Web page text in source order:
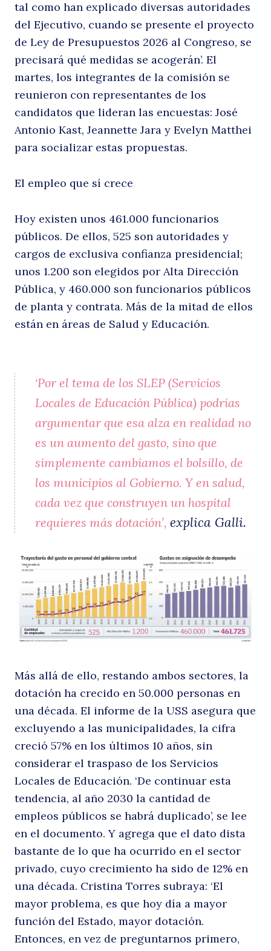
y
Buscar
tal como han explicado diversas autoridades
del Ejecutivo, cuando se presente el proyecto
de Ley de Presupuestos 2026 al Congreso, se
precisará qué medidas se acogerán’. El
martes, los integrantes de la comisión se
reunieron con representantes de los
candidatos que lideran las encuestas: José
Antonio Kast, Jeannette Jara y Evelyn Matthei
para socializar estas propuestas.
El empleo que sí crece
Hoy existen unos 461.000 funcionarios
públicos. De ellos, 525 son autoridades y
cargos de exclusiva confianza presidencial;
unos 1.200 son elegidos por Alta Dirección
Pública, y 460.000 son funcionarios públicos
de planta y contrata. Más de la mitad de ellos
están en áreas de Salud y Educación.
‘Por el tema de los SLEP (Servicios
Locales de Educación Pública) podrías
argumentar que esa alza en realidad no
es un aumento del gasto, sino que
simplemente cambiamos el bolsillo, de
los municipios al Gobierno. Y en salud,
cada vez que construyen un hospital
requieres más dotación’,explica Galli.
Más allá de ello, restando ambos sectores, la
dotación ha crecido en 50.000 personas en
una década. El informe de la USS asegura que
excluyendo a las municipalidades, la cifra
creció 57% en los últimos 10 años, sin
considerar el traspaso de los Servicios
Locales de Educación. ‘De continuar esta
tendencia, al año 2030 la cantidad de
empleos públicos se habrá duplicado’, se lee
en el documento. Y agrega que el dato dista
bastante de lo que ha ocurrido en el sector
privado, cuyo crecimiento ha sido de 12% en
una década. Cristina Torres subraya: ‘El
mayor problema, es que hoy día a mayor
función del Estado, mayor dotación.
Entonces, en vez de preguntarnos primero,